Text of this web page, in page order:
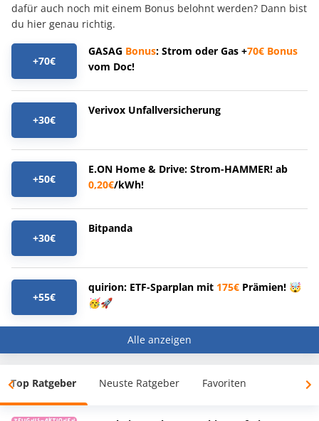
dafür auch noch mit einem Bonus belohnt werden? Dann bist
du hier genau richtig.
+70€
GASAG Bonus: Strom oder Gas +70€ Bonus
vom Doc!
+30€
Verivox Unfallversicherung
+50€
E.ON Home & Drive: Strom-HAMMER! ab
0,20€/kWh!
+30€
Bitpanda
+55€
quirion: ETF-Sparplan mit 175€ Prämien! 🤯
🥳🚀
Alle anzeigen
Top Ratgeber Neuste Ratgeber Favoriten